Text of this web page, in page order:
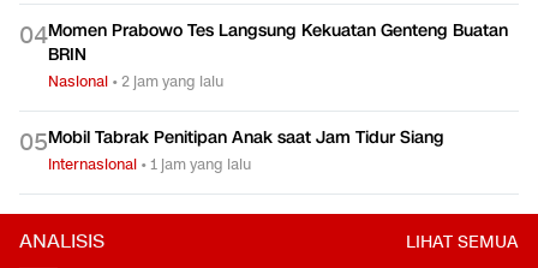
04Momen Prabowo Tes Langsung Kekuatan Genteng Buatan
BRIN
Nasional •2 jam yang lalu
05Mobil Tabrak Penitipan Anak saat Jam Tidur Siang
Internasional •1 jam yang lalu
ANALISIS LIHAT SEMUA